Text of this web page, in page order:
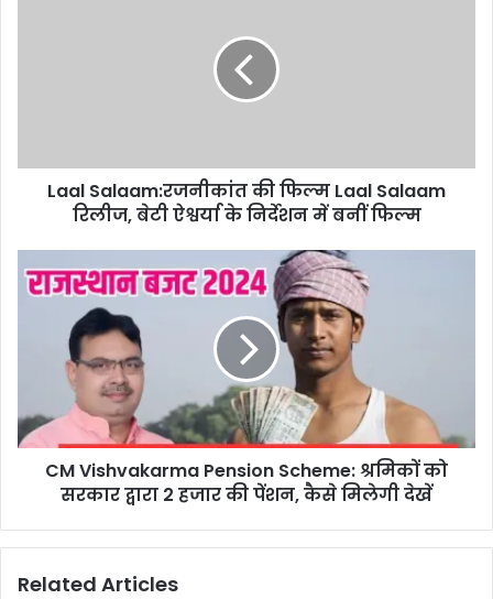
Laal Salaam:रजनीकांत की फिल्म Laal Salaam
रिलीज, बेटी ऐश्वर्या के निर्देशन में बनीं फिल्म
CM Vishvakarma Pension Scheme: श्रमिकों को
सरकार द्वारा 2 हजार की पेंशन, कैसे मिलेगी देखें
Related Articles